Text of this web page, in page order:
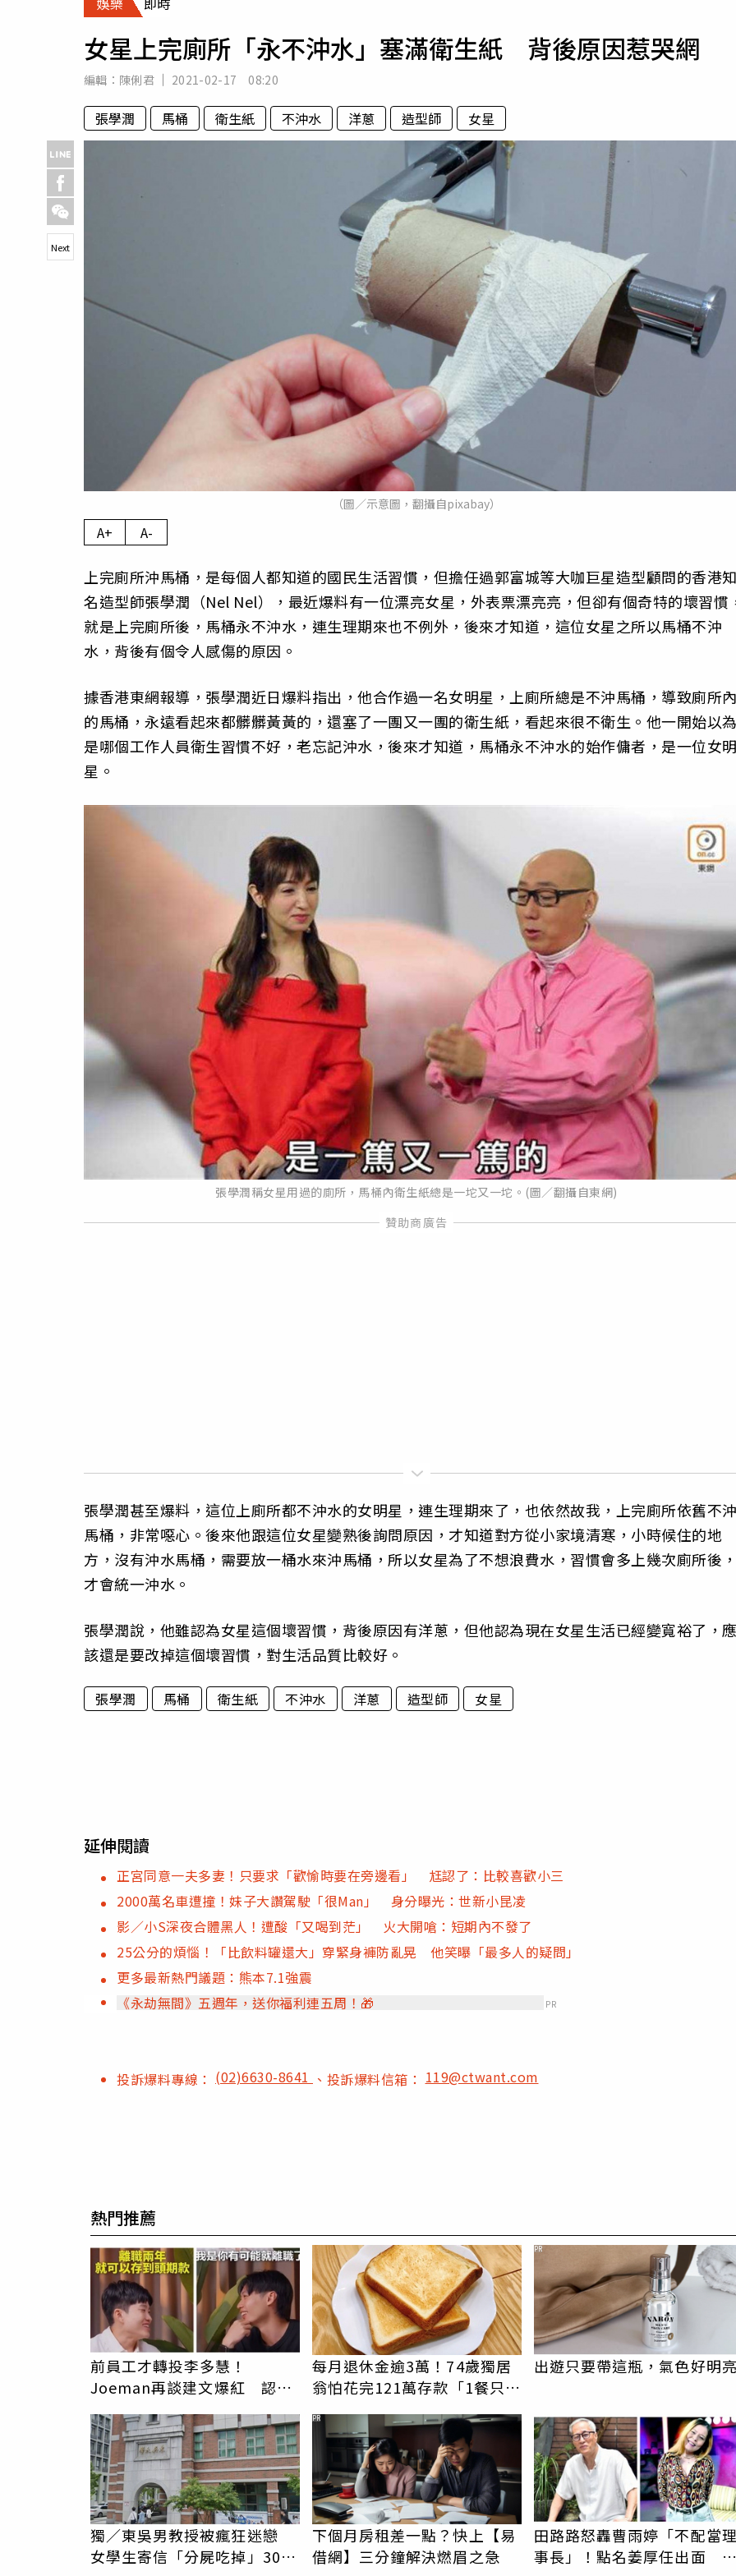
專欄
房產新勢力
運勢
女星上完廁所「永不沖水」塞滿衛生紙 背後原因惹哭網
編輯： 陳俐君 2021-02-17 08:20
張學潤 馬桶 衛生紙 不沖水 洋蔥 造型師 女星
（圖／示意圖，翻攝自pixabay）
Next
A+ A-
上完廁所沖馬桶，是每個人都知道的國民生活習慣，但擔任過郭富城等大咖巨星造型顧問的香港
名造型師張學潤（Nel Nel），最近爆料有一位漂亮女星，外表票漂亮亮，但卻有個奇特的壞習慣
就是上完廁所後，馬桶永不沖水，連生理期來也不例外，後來才知道，這位女星之所以馬桶不沖
水，背後有個令人感傷的原因。
據香港東網報導，張學潤近日爆料指出，他合作過一名女明星，上廁所總是不沖馬桶，導致廁所
的馬桶，永遠看起來都髒髒黃黃的，還塞了一團又一團的衛生紙，看起來很不衛生。他一開始以
是哪個工作人員衛生習慣不好，老忘記沖水，後來才知道，馬桶永不沖水的始作傭者，是一位女
星。
張學潤稱女星用過的廁所，馬桶內衛生紙總是一坨又一坨。(圖／翻攝自東網)
張學潤甚至爆料，這位上廁所都不沖水的女明星，連生理期來了，也依然故我，上完廁所依舊不
馬桶，非常噁心。後來他跟這位女星變熟後詢問原因，才知道對方從小家境清寒，小時候住的地
方，沒有沖水馬桶，需要放一桶水來沖馬桶，所以女星為了不想浪費水，習慣會多上幾次廁所後
才會統一沖水。
張學潤說，他雖認為女星這個壞習慣，背後原因有洋蔥，但他認為現在女星生活已經變寬裕了，
該還是要改掉這個壞習慣，對生活品質比較好。
張學潤 馬桶 衛生紙 不沖水 洋蔥 造型師 女星
延伸閱讀
正宮同意一夫多妻！只要求「歡愉時要在旁邊看」 尪認了：比較喜歡小三
2000萬名車遭撞！妹子大讚駕駛「很Man」 身分曝光：世新小昆凌
影／小S深夜合體黑人！遭酸「又喝到茫」 火大開嗆：短期內不發了
25公分的煩惱！「比飲料罐還大」穿緊身褲防亂晃 他笑曝「最多人的疑問」
更多最新熱門議題：熊本7.1強震
《永劫無間》五週年，送你福利連五周！🎁
PR
投訴爆料專線： (02)6630-8641 、投訴爆料信箱：119@ctwant.com
熱門推薦
前員工才轉投李多慧！
Joeman再談建文爆紅 認
每月退休金逾3萬！74歲獨居
翁怕花完121萬存款「1餐只吃
女兒
出遊只要帶這瓶，氣色好明
PR
獨／東吳男教授被瘋狂迷戀
女學生寄信「分屍吃掉」30次
下個月房租差一點？快上【易
借網】三分鐘解決燃眉之急
PR
田路路怒轟曹雨婷「不配當
事長」！點名姜厚任出面